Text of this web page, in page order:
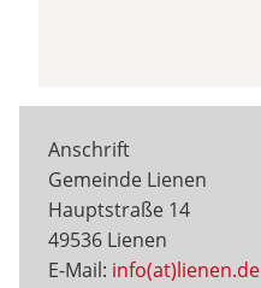
Anschrift
Gemeinde Lienen
Hauptstraße 14
49536 Lienen
E-Mail: info(at)lienen.de